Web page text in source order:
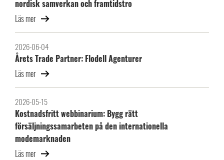
nordisk samverkan och framtidstro
Läs mer
2026-06-04
Årets Trade Partner: Flodell Agenturer
Läs mer
2026-05-15
Kostnadsfritt webbinarium: Bygg rätt
försäljningssamarbeten på den internationella
modemarknaden
Läs mer